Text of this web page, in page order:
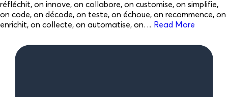
réfléchit, on innove, on collabore, on customise, on simplifie,
on code, on décode, on teste, on échoue, on recommence, on
enrichit, on collecte, on automatise, on… Read More